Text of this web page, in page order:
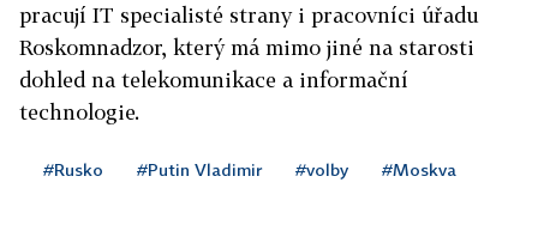
pracují IT specialisté strany i pracovníci úřadu
Roskomnadzor, který má mimo jiné na starosti
dohled na telekomunikace a informační
technologie.
#Rusko #Putin Vladimir #volby #Moskva